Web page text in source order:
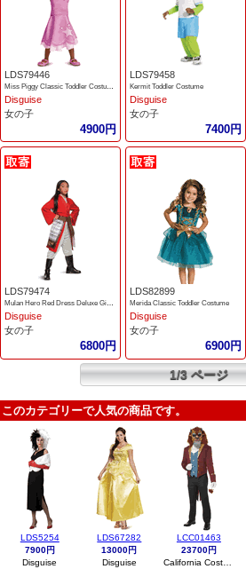
LDS79446
Disguise
女の子
4900円
LDS79458
Kermit Toddler Costume
Disguise
女の子
7400円
LDS79474
Mulan Hero Red Dress Deluxe Girls Costume
Disguise
女の子
6800円
LDS82899
Merida Classic Toddler Costume
Disguise
女の子
6900円
1/3 ページ
このカテゴリーで人気の商品です。
LDS5254
7900円
Disguise
LDS67282
13000円
Disguise
LCC01463
23700円
California Costumes